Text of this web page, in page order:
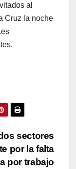
al
Cruz la noche
sectores
por la falta
por trabajo